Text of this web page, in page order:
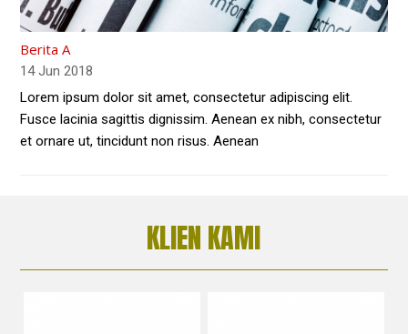
Berita A
14 Jun 2018
Lorem ipsum dolor sit amet, consectetur adipiscing elit.
Fusce lacinia sagittis dignissim. Aenean ex nibh, consectetur
et ornare ut, tincidunt non risus. Aenean
KLIEN KAMI